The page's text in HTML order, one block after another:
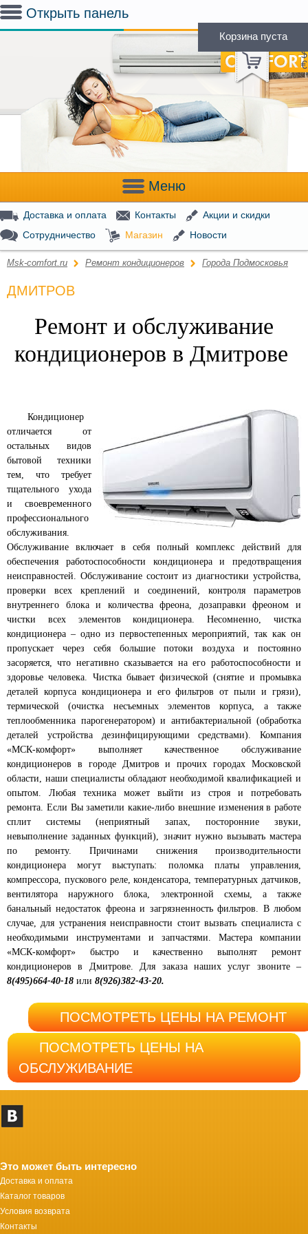
Открыть панель
Корзина пуста
(0)
$
€
Меню
Доставка и оплата Контакты
Акции и скидки
Сотрудничество
Магазин Новости
Msk-comfort.ru Ремонт кондиционеров Города Подмосковья
ДМИТРОВ
Ремонт и обслуживание
кондиционеров в Дмитрове
Кондиционер
отличается от
остальных видов
бытовой техники
тем, что требует
тщательного ухода
и своевременного
профессионального
обслуживания.
Обслуживание включает в себя полный комплекс действий для
обеспечения работоспособности кондиционера и предотвращения
неисправностей. Обслуживание состоит из диагностики устройства,
проверки всех креплений и соединений, контроля параметров
внутреннего блока и количества фреона, дозаправки фреоном и
чистки всех элементов кондиционера. Несомненно, чистка
кондиционера – одно из первостепенных мероприятий, так как он
пропускает через себя большие потоки воздуха и постоянно
засоряется, что негативно сказывается на его работоспособности и
здоровье человека. Чистка бывает физической (снятие и промывка
деталей корпуса кондиционера и его фильтров от пыли и грязи),
термической (очистка несъемных элементов корпуса, а также
теплообменника парогенератором) и антибактериальной (обработка
деталей устройства дезинфицирующими средствами). Компания
«МСК-комфорт» выполняет качественное обслуживание
кондиционеров в городе Дмитров и прочих городах Московской
области, наши специалисты обладают необходимой квалификацией и
опытом. Любая техника может выйти из строя и потребовать
ремонта. Если Вы заметили какие-либо внешние изменения в работе
сплит системы (неприятный запах, посторонние звуки,
невыполнение заданных функций), значит нужно вызывать мастера
по ремонту. Причинами снижения производительности
кондиционера могут выступать: поломка платы управления,
компрессора, пускового реле, конденсатора, температурных датчиков,
вентилятора наружного блока, электронной схемы, а также
банальный недостаток фреона и загрязненность фильтров. В любом
случае, для устранения неисправности стоит вызвать специалиста с
необходимыми инструментами и запчастями. Мастера компании
«МСК-комфорт» быстро и качественно выполнят ремонт
кондиционеров в Дмитрове. Для заказа наших услуг звоните –
8(495)664-40-18 или 8(926)382-43-20.
ПОСМОТРЕТЬ ЦЕНЫ НА РЕМОНТ
ПОСМОТРЕТЬ ЦЕНЫ НА
ОБСЛУЖИВАНИЕ
Это может быть интересно
Доставка и оплата
Каталог товаров
Условия возврата
Контакты